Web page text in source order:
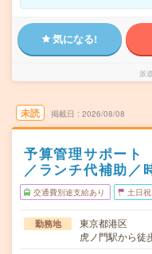
気になる!
派
未読 掲載日 2026/08/08
予算管理サポート
／ランチ代補助／
交通費別途支給あり 土日
勤務地
東京都港区
虎ノ門駅から徒